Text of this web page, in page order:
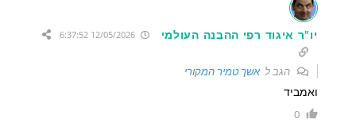
יו"ר איגוד רפי ההבנה העולמי 12/05/2026 6:37:52
הגב לאשך טמיר המקורי
ואמביד
0